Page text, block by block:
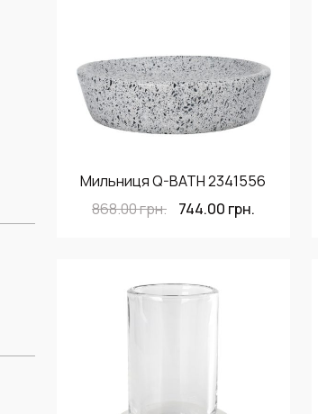
Мильниця Q-BATH 2341556
868.00грн. 744.00 грн.